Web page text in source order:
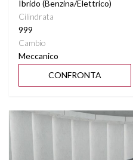
Ibrido (Benzina/Elettrico)
Cilindrata
999
Cambio
Meccanico
CONFRONTA
Vedi dettagli